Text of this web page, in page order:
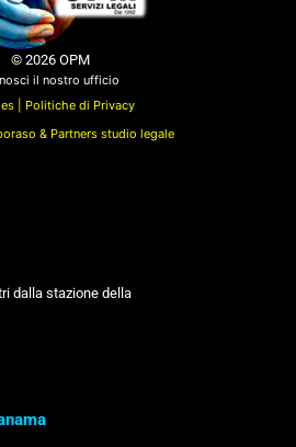
© 2026 OPM
il nostro ufficio
|
Politiche di Privacy
& Partners studio legale
dalla stazione della